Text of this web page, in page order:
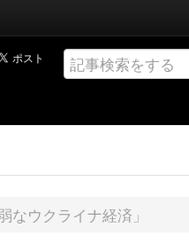
ウクライナ経済」